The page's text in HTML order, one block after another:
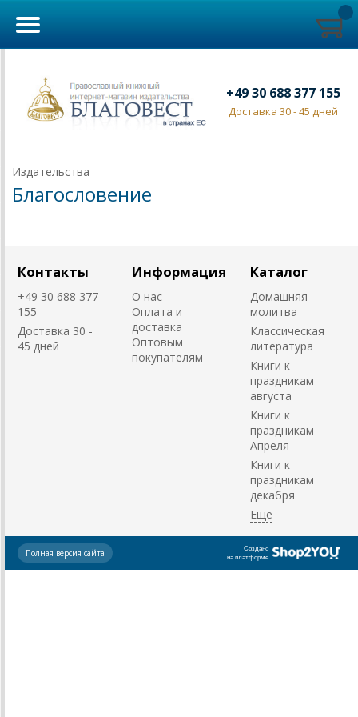
+49 30 688 377 155
Доставка 30 - 45 дней
Издательства
Благословение
Контакты
+49 30 688 377
155
Доставка 30 -
45 дней
Информация
О нас
Оплата и
доставка
Оптовым
покупателям
Каталог
Домашняя
молитва
Классическая
литература
Книги к
праздникам
августа
Книги к
праздникам
Апреля
Книги к
праздникам
декабря
Создано
на платформе
Полная версия сайта